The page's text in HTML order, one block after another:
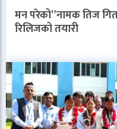
मन परेको”नामक तिज
रिलिजको तयारी